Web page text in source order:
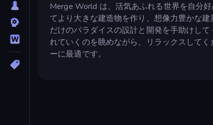
Merge World は、活気あふれる世界を自分
てより大きな建造物を作り、想像力豊かな
だけのパラダイスの設計と開発を手助けし
れていくのを眺めながら、リラックスして
ーに最適です。